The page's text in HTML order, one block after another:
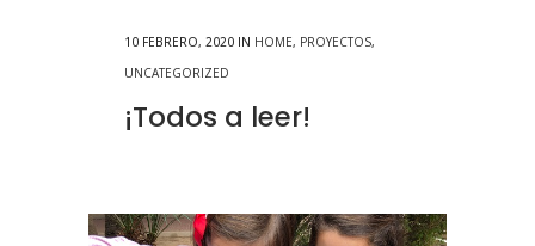
10 FEBRERO, 2020 IN HOME, PROYECTOS,
UNCATEGORIZED
¡Todos a leer!